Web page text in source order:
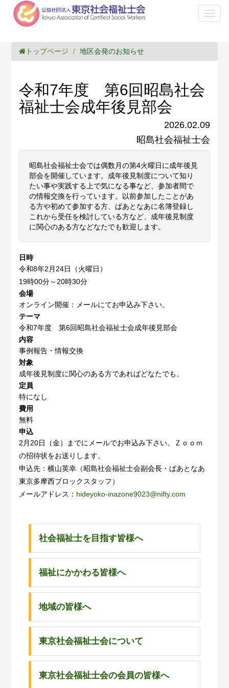
トップページ 地区会発のお知らせ
令和7年度 第6回昭島社会
福祉士会成年後見部会
2026.02.09
昭島社会福祉士会
昭島社会福祉士会では偶数月の第4火曜日に成年後見
部会を開催しています。成年後見制度について知り
たい事や実践する上で気になる事など、参加者間で
の情報交換を行っています。以前参加したことがあ
る方や初めて参加する方、ぱあとなあに名簿登録し
これから受任を検討している方など、成年後見制度
に関心のある方などなたでも歓迎します。
日時
令和8年2月24日（火曜日）
19時00分～20時30分
会場
オンライン開催：メールにてお申込み下さい。
テーマ
令和7年度 第6回昭島社会福祉士会成年後見部会
内容
事例報告・情報交換
対象
成年後見制度に関心のある方であればどなたでも。
定員
特になし
費用
無料
申込
2月20日（金）までにメールでお申込み下さい。Ｚｏｏｍ
の招待状をお送りします。
申込先：横山英幸（昭島社会福祉士会副会長・ぱあとなあ
東京多摩西ブロックスタッフ）
メールアドレス： hideyoko-inazone9023@nifty.com
社会福祉士を目指す皆様へ
福祉にかかわる皆様へ
地域の皆様へ
東京社会福祉士会について
東京社会福祉士会の会員の皆様へ